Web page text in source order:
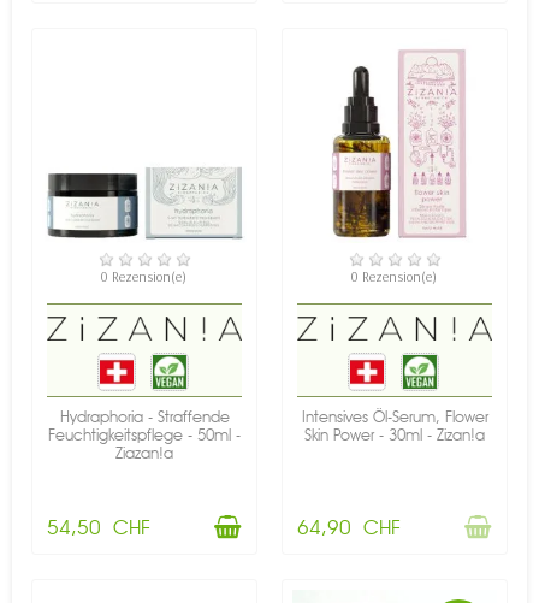
VERFÜGBAR
0 Rezension(e)
Hydraphoria - Straffende
Feuchtigkeitspflege - 50ml -
Ziazan!a
54,50 CHF
NICHT AUF LAGER
0 Rezension(e)
Intensives Öl-Serum, Flower
Skin Power - 30ml - Zizan!a
64,90 CHF